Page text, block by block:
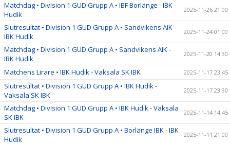
Matchdag • Division 1 GUD Grupp A • IBF Borlänge - IBK
Hudik
2025-11-26 21:00
Slutresultat • Division 1 GUD Grupp A • Sandvikens AIK -
IBK Hudik
2025-11-24 01:00
Matchdag • Division 1 GUD Grupp A • Sandvikens AIK -
IBK Hudik
2025-11-20 14:30
Matchens Lirare • IBK Hudik - Vaksala SK IBK 2025-11-17 23:45
Slutresultat • Division 1 GUD Grupp A • IBK Hudik -
Vaksala SK IBK
2025-11-17 23:30
Matchdag • Division 1 GUD Grupp A • IBK Hudik - Vaksala
SK IBK
2025-11-14 14:45
Slutresultat • Division 1 GUD Grupp A • Borlänge IBK - IBK
Hudik
2025-11-11 21:00